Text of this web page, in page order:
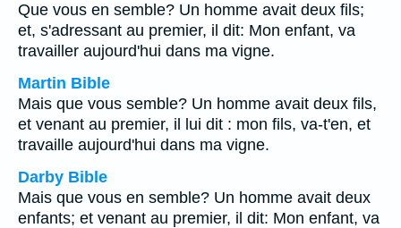
Que vous en semble? Un homme avait deux fils;
et, s'adressant au premier, il dit: Mon enfant, va
travailler aujourd'hui dans ma vigne.
Martin Bible
Mais que vous semble? Un homme avait deux fils,
et venant au premier, il lui dit : mon fils, va-t'en, et
travaille aujourd'hui dans ma vigne.
Darby Bible
Mais que vous en semble? Un homme avait deux
enfants; et venant au premier, il dit: Mon enfant, va